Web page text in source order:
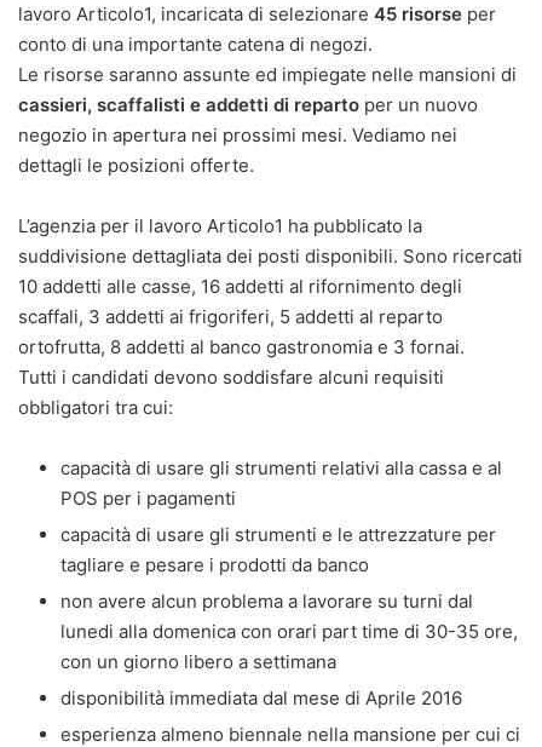
lavoro Articolo1, incaricata di selezionare 45 risorse per
conto di una importante catena di negozi.
Le risorse saranno assunte ed impiegate nelle mansioni di
cassieri, scaffalisti e addetti di reparto per un nuovo
negozio in apertura nei prossimi mesi. Vediamo nei
dettagli le posizioni offerte.
L’agenzia per il lavoro Articolo1 ha pubblicato la
suddivisione dettagliata dei posti disponibili. Sono ricercati
10 addetti alle casse, 16 addetti al rifornimento degli
scaffali, 3 addetti ai frigoriferi, 5 addetti al reparto
ortofrutta, 8 addetti al banco gastronomia e 3 fornai.
Tutti i candidati devono soddisfare alcuni requisiti
obbligatori tra cui:
capacità di usare gli strumenti relativi alla cassa e al
POS per i pagamenti
capacità di usare gli strumenti e le attrezzature per
tagliare e pesare i prodotti da banco
non avere alcun problema a lavorare su turni dal
lunedi alla domenica con orari part time di 30-35 ore,
con un giorno libero a settimana
disponibilità immediata dal mese di Aprile 2016
esperienza almeno biennale nella mansione per cui ci